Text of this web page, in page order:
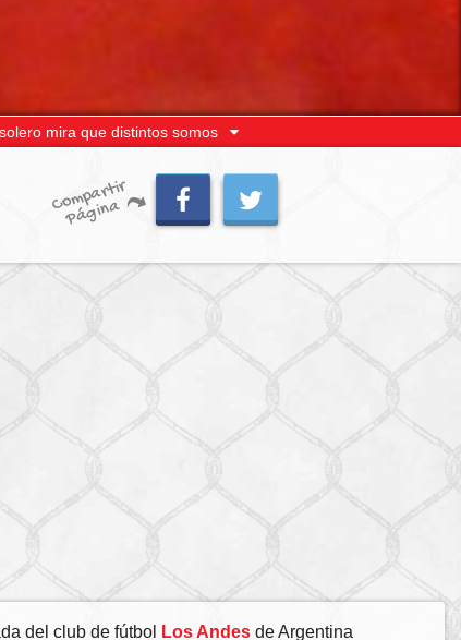
mira que distintos somos
C
o
m
p
artir
P
á
gi
n
a
del club de fútbol Los Andes de Argentina